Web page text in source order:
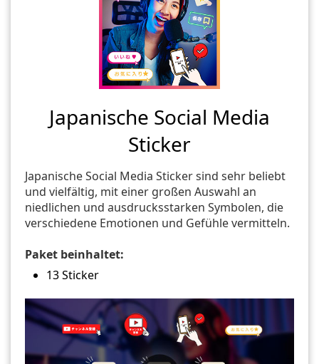
Japanische Social Media
Sticker
Japanische Social Media Sticker sind sehr beliebt
und vielfältig, mit einer großen Auswahl an
niedlichen und ausdrucksstarken Symbolen, die
verschiedene Emotionen und Gefühle vermitteln.
Paket beinhaltet:
13 Sticker